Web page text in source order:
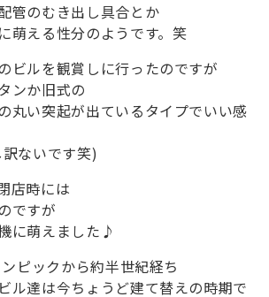
管のむき出し具合とか
萌える性分のようです。笑
ビルを観賞しに行ったのですが
ンか旧式の
丸い突起が出ているタイプでいい感
ないです笑)
店時には
ですが
に萌えました♪
ピックから約半世紀経ち
ル達は今ちょうど建て替えの時期で